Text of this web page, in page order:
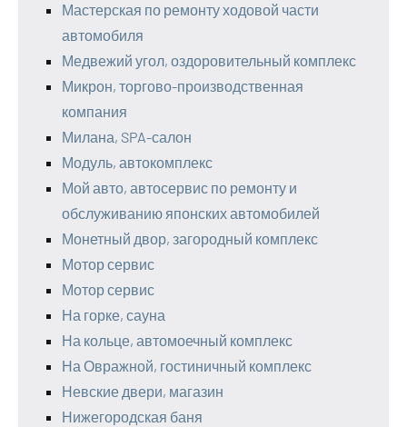
Мастерская по ремонту ходовой части
автомобиля
Медвежий угол, оздоровительный комплекс
Микрон, торгово-производственная
компания
Милана, SPA-салон
Модуль, автокомплекс
Мой авто, автосервис по ремонту и
обслуживанию японских автомобилей
Монетный двор, загородный комплекс
Мотор сервис
Мотор сервис
На горке, сауна
На кольце, автомоечный комплекс
На Овражной, гостиничный комплекс
Невские двери, магазин
Нижегородская баня